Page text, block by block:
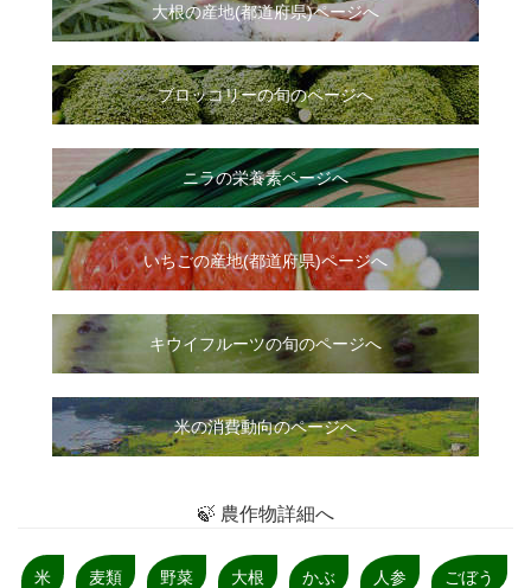
大根の産地(都道府県)ページへ
ブロッコリーの旬のページへ
ニラの栄養素ページへ
いちごの産地(都道府県)ページへ
キウイフルーツの旬のページへ
米の消費動向のページへ
🍃 農作物詳細へ
米 麦類 野菜 大根 かぶ 人参 ごぼう